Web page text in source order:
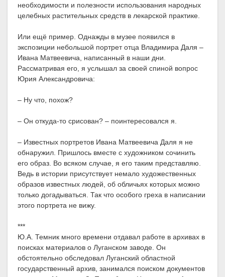
необходимости и полезности использования народных
целебных растительных средств в лекарской практике.
Или ещё пример. Однажды в музее появился в
экспозиции небольшой портрет отца Владимира Даля –
Ивана Матвеевича, написанный в наши дни.
Рассматривая его, я услышал за своей спиной вопрос
Юрия Александровича:
– Ну что, похож?
– Он откуда-то срисован? – поинтересовался я.
– Известных портретов Ивана Матвеевича Даля я не
обнаружил. Пришлось вместе с художником сочинить
его образ. Во всяком случае, я его таким представляю.
Ведь в истории присутствует немало художественных
образов известных людей, об обличьях которых можно
только догадываться. Так что особого греха в написании
этого портрета не вижу.
***
Ю.А. Темник много времени отдавал работе в архивах в
поисках материалов о Луганском заводе. Он
обстоятельно обследовал Луганский областной
государственный архив, занимался поиском документов